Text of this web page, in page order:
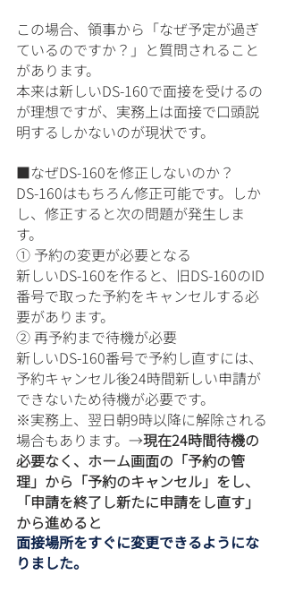
この場合、領事から「なぜ予定が過ぎ
ているのですか？」と質問されること
があります。
本来は新しいDS-160で面接を受けるの
が理想ですが、実務上は面接で口頭説
明するしかないのが現状です。
■なぜDS-160を修正しないのか？
DS-160はもちろん修正可能です。しか
し、修正すると次の問題が発生しま
す。
① 予約の変更が必要となる
新しいDS-160を作ると、旧DS-160のID
番号で取った予約をキャンセルする必
要があります。
② 再予約まで待機が必要
新しいDS-160番号で予約し直すには、
予約キャンセル後24時間新しい申請が
できないため待機が必要です。
※実務上、翌日朝9時以降に解除される
場合もあります。→現在24時間待機の
必要なく、ホーム画面の「予約の管
理」から「予約のキャンセル」をし、
「申請を終了し新たに申請をし直す」
から進めると
面接場所をすぐに変更できるようにな
りました。